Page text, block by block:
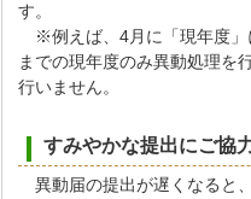
す。
※例えば、4月に「現年度」
までの現年度のみ異動処理を
行いません。
すみやかな提出にご協
異動届の提出が遅くなると